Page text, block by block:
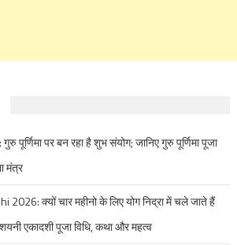
पूर्णिमा पर बन रहा है शुभ संयोग; जानिए गुरु पूर्णिमा पूजा
मंत्र
क्यों चार महीनो के लिए योग निद्रा में चले जाते हैं
एकादशी पूजा विधि, कथा और महत्व